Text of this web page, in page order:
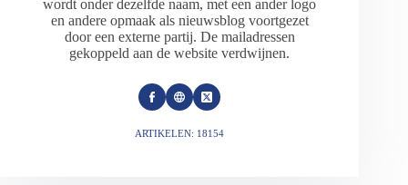
wordt onder dezelfde naam, met een ander logo
en andere opmaak als nieuwsblog voortgezet
door een externe partij. De mailadressen
gekoppeld aan de website verdwijnen.
ARTIKELEN: 18154